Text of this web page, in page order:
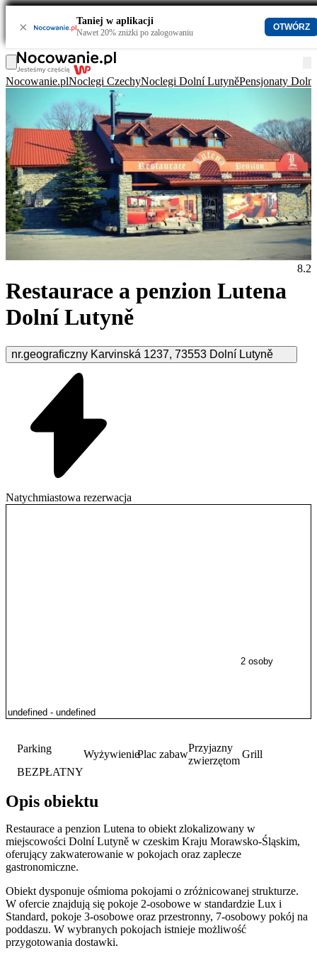
× Taniej w aplikacji
Nawet 20% zniżki po zalogowaniu
OTWÓRZ
Nocowanie.plNoclegi CzechyNoclegi Dolní LutyněPensjonaty
Restaurace a penzion Lutena
Dolní Lutyně
nr.geograficzny Karvinská 1237, 73553 Dolní Lutyně
8.2
Natychmiastowa rezerwacja
Parking
BEZPŁATNY
WyżywieniePlac zabaw
Przyjazny
zwierzętom
Grill
Opis obiektu
Restaurace a penzion Lutena to obiekt zlokalizowany w
miejscowości Dolní Lutyně w czeskim Kraju Morawsko-Śląskim,
oferujący zakwaterowanie w pokojach oraz zaplecze
gastronomiczne.
Obiekt dysponuje ośmioma pokojami o zróżnicowanej strukturze.
W ofercie znajdują się pokoje 2-osobowe w standardzie Lux i
Standard, pokoje 3-osobowe oraz przestronny, 7-osobowy pokój na
poddaszu. W wybranych pokojach istnieje możliwość
przygotowania dostawki.
2 osoby